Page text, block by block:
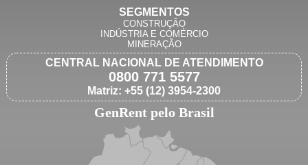
SEGMENTOS
CONSTRUÇÃO
INDÚSTRIA E COMÉRCIO
MINERAÇÃO
CENTRAL NACIONAL DE ATENDIMENTO
0800 771 5577
Matriz: +55 (12) 3954-2300
GenRent pelo Brasil